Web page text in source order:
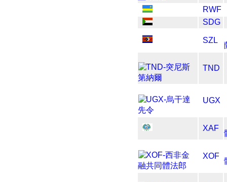
RWF
SDG
SZL
TND
UGX
XAF
XOF